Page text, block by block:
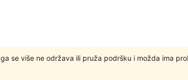
se više ne održava ili pruža podršku i možda ima